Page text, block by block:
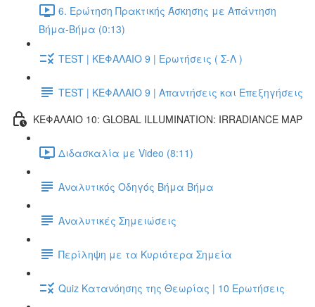
6. Ερώτηση Πρακτικής Άσκησης με Απάντηση
Βήμα-Βήμα (0:13)
TEST | ΚΕΦΑΛΑΙΟ 9 | Ερωτήσεις ( Σ-Λ )
TEST | ΚΕΦΑΛΑΙΟ 9 | Απαντήσεις και Επεξηγήσεις
ΚΕΦΑΛΑΙΟ 10: GLOBAL ILLUMINATION: IRRADIANCE MAP
Διδασκαλία με Video (8:11)
Αναλυτικός Οδηγός Βήμα Βήμα
Αναλυτικές Σημειώσεις
Περίληψη με τα Κυριότερα Σημεία
Quiz Κατανόησης της Θεωρίας | 10 Ερωτήσεις